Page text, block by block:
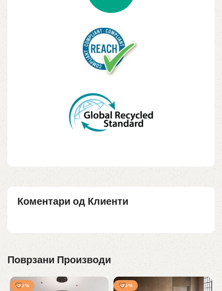
Коментари од Клиенти
Поврзани Производи
-30%
-30%